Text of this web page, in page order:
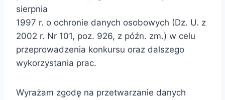
sierpnia
1997 r. o ochronie danych osobowych (Dz. U. z
2002 r. Nr 101, poz. 926, z późn. zm.) w celu
przeprowadzenia konkursu oraz dalszego
wykorzystania prac.
Wyrażam zgodę na przetwarzanie danych